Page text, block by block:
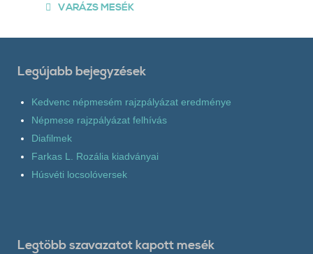
VARÁZS MESÉK
Legújabb bejegyzések
Kedvenc népmesém rajzpályázat eredménye
Népmese rajzpályázat felhívás
Diafilmek
Farkas L. Rozália kiadványai
Húsvéti locsolóversek
Legtöbb szavazatot kapott mesék